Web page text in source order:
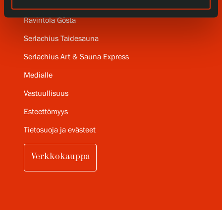
Ravintola Gösta
Serlachius Taidesauna
Serlachius Art & Sauna Express
Medialle
Vastuullisuus
Esteettömyys
Tietosuoja ja evästeet
Verkkokauppa